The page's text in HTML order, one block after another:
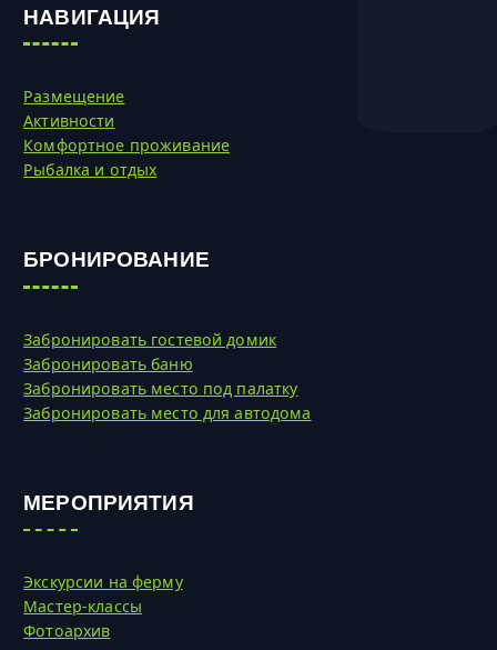
НАВИГАЦИЯ
Размещение
Активности
Комфортное проживание
Рыбалка и отдых
БРОНИРОВАНИЕ
Забронировать гостевой домик
Забронировать баню
Забронировать место под палатку
Забронировать место для автодома
МЕРОПРИЯТИЯ
Экскурсии на ферму
Мастер-классы
Фотоархив